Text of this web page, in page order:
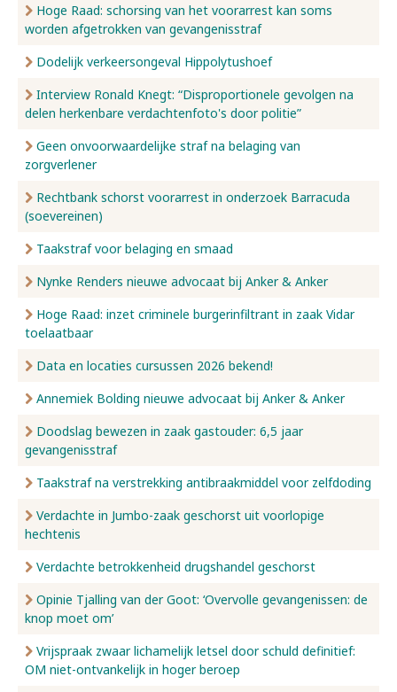
Hoge Raad: schorsing van het voorarrest kan soms
worden afgetrokken van gevangenisstraf
Dodelijk verkeersongeval Hippolytushoef
Interview Ronald Knegt: “Disproportionele gevolgen na
delen herkenbare verdachtenfoto's door politie”
Geen onvoorwaardelijke straf na belaging van
zorgverlener
Rechtbank schorst voorarrest in onderzoek Barracuda
(soevereinen)
Taakstraf voor belaging en smaad
Nynke Renders nieuwe advocaat bij Anker & Anker
Hoge Raad: inzet criminele burgerinfiltrant in zaak Vidar
toelaatbaar
Data en locaties cursussen 2026 bekend!
Annemiek Bolding nieuwe advocaat bij Anker & Anker
Doodslag bewezen in zaak gastouder: 6,5 jaar
gevangenisstraf
Taakstraf na verstrekking antibraakmiddel voor zelfdoding
Verdachte in Jumbo-zaak geschorst uit voorlopige
hechtenis
Verdachte betrokkenheid drugshandel geschorst
Opinie Tjalling van der Goot: ‘Overvolle gevangenissen: de
knop moet om’
Vrijspraak zwaar lichamelijk letsel door schuld definitief:
OM niet-ontvankelijk in hoger beroep